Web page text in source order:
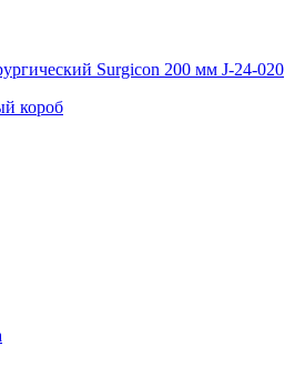
Surgicon 200 мм J-24-020
короб